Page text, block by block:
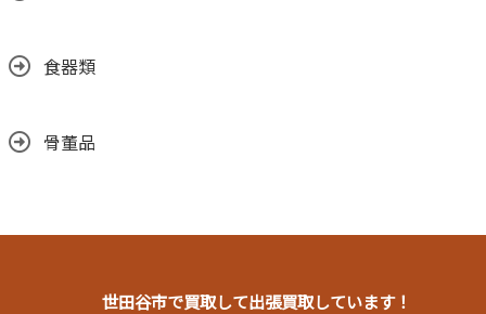
食器類
骨董品
世田谷市で買取して出張買取しています！